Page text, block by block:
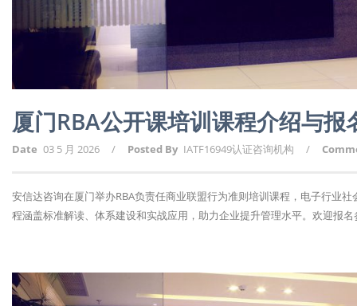
厦门RBA公开课培训课程介绍与报
Date 03 5 月 2026 / Posted By IATF16949认证咨询机构 /
安信达咨询在厦门举办RBA负责任商业联盟行为准则培训课程，电子行业
程涵盖标准解读、体系建设和实战应用，助力企业提升管理水平。欢迎报